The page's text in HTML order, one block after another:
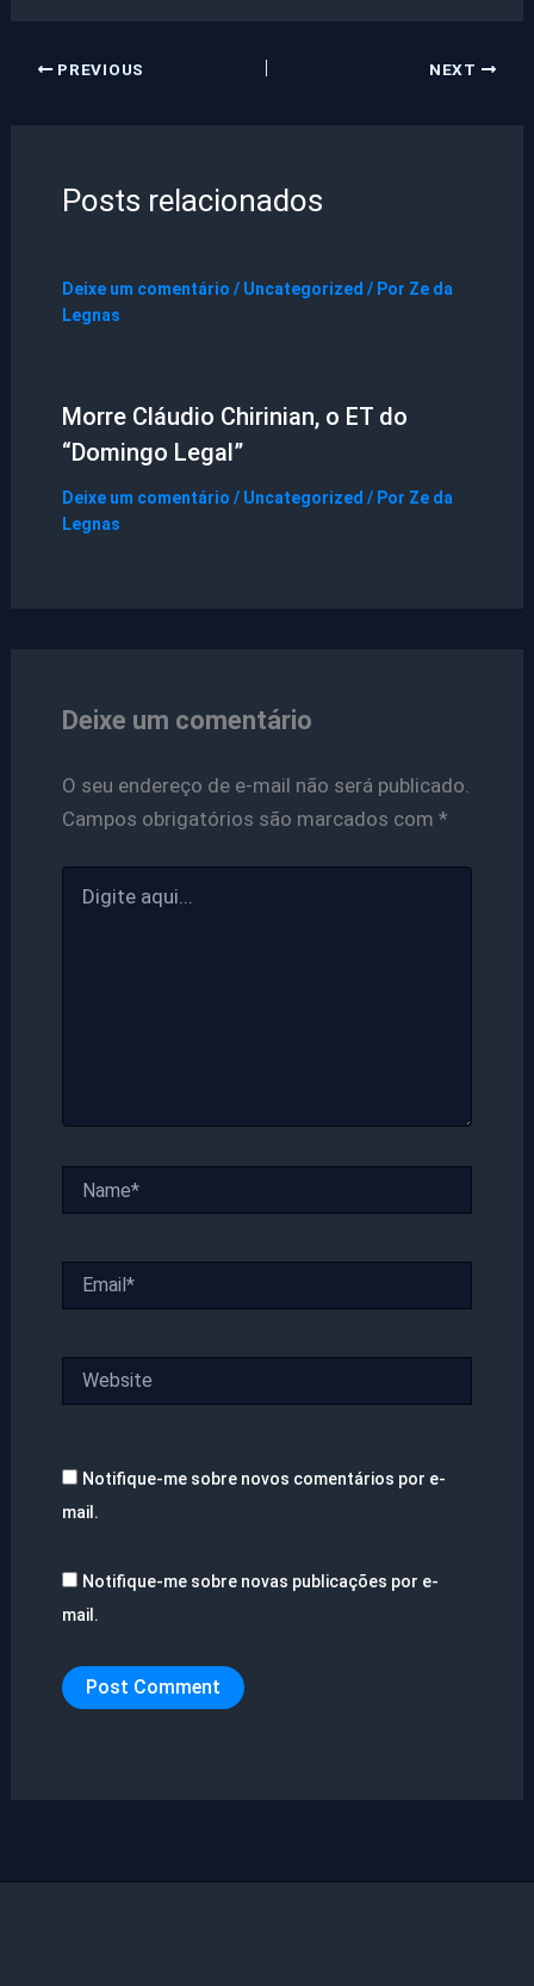
PREVIOUS NEXT
Posts relacionados
Deixe um comentário / Uncategorized / Por Ze da
Legnas
Morre Cláudio Chirinian, o ET do
“Domingo Legal”
Deixe um comentário / Uncategorized / Por Ze da
Legnas
Deixe um comentário
O seu endereço de e-mail não será publicado.
Campos obrigatórios são marcados com *
aqui...
Notifique-me sobre novos comentários por e-
mail.
Notifique-me sobre novas publicações por e-
mail.